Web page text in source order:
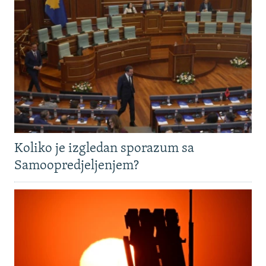
Koliko je izgledan sporazum sa
Samoopredjeljenjem?